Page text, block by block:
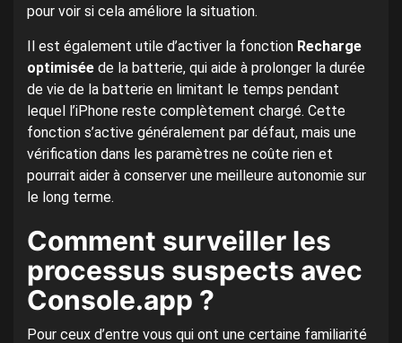
pour voir si cela améliore la situation.
Il est également utile d’activer la fonction Recharge
optimisée de la batterie, qui aide à prolonger la durée
de vie de la batterie en limitant le temps pendant
lequel l’iPhone reste complètement chargé. Cette
fonction s’active généralement par défaut, mais une
vérification dans les paramètres ne coûte rien et
pourrait aider à conserver une meilleure autonomie sur
le long terme.
Comment surveiller les
processus suspects avec
Console.app ?
Pour ceux d’entre vous qui ont une certaine familiarité